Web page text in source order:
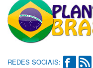
REDES SOCIAIS: